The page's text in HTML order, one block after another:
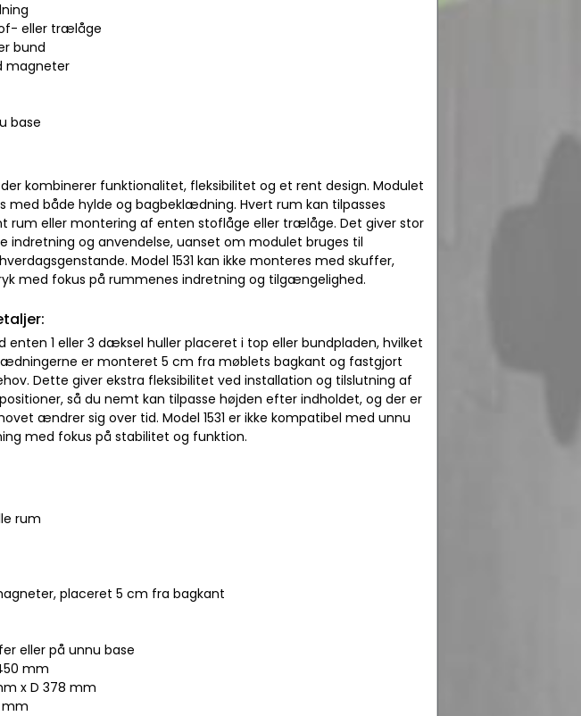
eller trælåge
bund
magneter
base
kombinerer funktionalitet, fleksibilitet og et rent design. Modulet
både hylde og bagbeklædning. Hvert rum kan tilpasses
rum eller montering af enten stoflåge eller trælåge. Det giver stor
indretning og anvendelse, uanset om modulet bruges til
Model 1531 kan ikke monteres med skuffer,
med fokus på rummenes indretning og tilgængelighed.
1 eller 3 dæksel huller placeret i top eller bundpladen, hvilket
er monteret 5 cm fra møblets bagkant og fastgjort
Dette giver ekstra fleksibilitet ved installation og tilslutning af
så du nemt kan tilpasse højden efter indholdet, og der er
ændrer sig over tid. Model 1531 er ikke kompatibel med unnu
med fokus på stabilitet og funktion.
rum
placeret 5 cm fra bagkant
eller på unnu base
mm
x D 378 mm
mm